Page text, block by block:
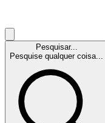
Pesquisar...
Pesquise qualquer coisa...